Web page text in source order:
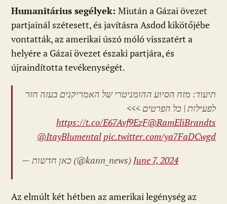
Humanitárius segélyek: Miután a Gázai övezet
partjainál szétesett, és javításra Asdod kikötőjébe
vontatták, az amerikai úszó móló visszatért a
helyére a Gázai övezet északi partjára, és
újraindította tevékenységét.
תיעוד: מזח הסיוע ההומניטרי של האמריקנים בעזה חזר
לפעילות | כל הפרטים >>>
https://t.co/E67Avf9EzF@RamEliBrandts
@ItayBlumental pic.twitter.com/ya7FaDCwgd
— כאן חדשות (@kann_news) June 7, 2024
Az elmúlt két hétben az amerikai legénység az